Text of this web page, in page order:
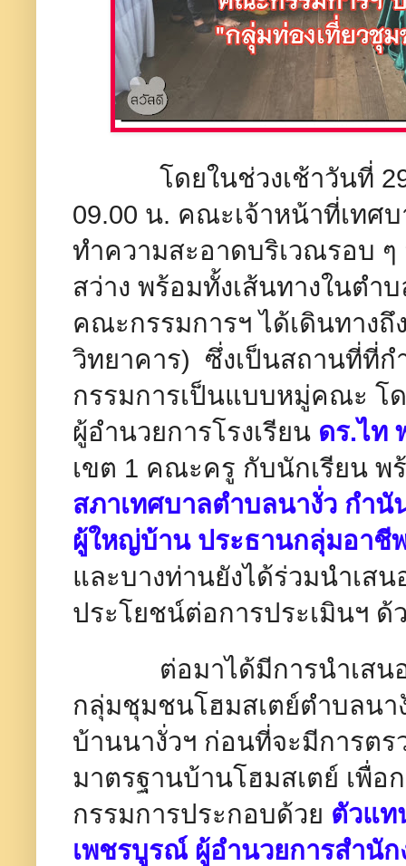
โดยในช่วงเช้าวันที่ 29
09.00 น. คณะเจ้าหน้าที่เทศ
ทำความสะอาดบริเวณรอบ
สว่าง พร้อมทั้งเส้นทางในตำ
คณะกรรมการฯ ได้เดินทางถึ
วิทยาคาร) ซึ่งเป็นสถานที่ที่
กรรมการเป็นแบบหมู่คณะ โ
ผู้อำนวยการโรงเรียน ดร.ไท
เขต 1 คณะครู กับนักเรียน
สภาเทศบาลตำบลนางั่ว กำ
ผู้ใหญ่บ้าน ประธานกลุ่มอาชี
และบางท่านยังได้ร่วมนำเส
ประโยชน์ต่อการประเมินฯ ด้
ต่อมาได้มีการนำเสนอภ
กลุ่มชุมชนโฮมสเตย์ตำบลนา
บ้านนางั่วฯ ก่อนที่จะมีการต
มาตรฐานบ้านโฮมสเตย์ เพื่อ
กรรมการประกอบด้วย ตัวแท
เพชรบูรณ์ ผู้อำนวยการสำนัก